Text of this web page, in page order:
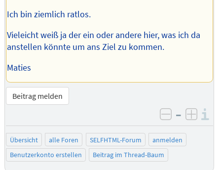
Ich bin ziemlich ratlos.
Vieleicht weiß ja der ein oder andere hier, was ich da
anstellen könnte um ans Ziel zu kommen.
Maties
Beitrag melden
negativ
–
Übersicht alle Foren SELFHTML-Forum
anmelden
Benutzerkonto erstellen
Beitrag im Thread-Baum